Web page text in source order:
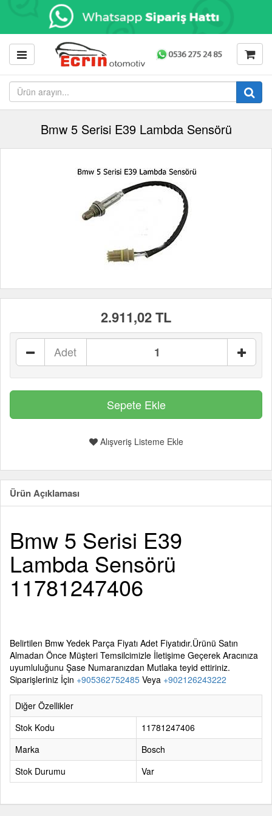
Bmw 5 Serisi E39 Lambda Sensörü
2.911,02 TL
Adet
Alışveriş Listeme Ekle
Ürün Açıklaması
Bmw 5 Serisi E39
Lambda Sensörü
11781247406
Belirtilen Bmw Yedek Parça Fiyatı Adet Fiyatıdır.Ürünü Satın
Almadan Önce Müşteri Temsilcimizle İletişime Geçerek Aracınıza
uyumluluğunu Şase Numaranızdan Mutlaka teyid ettiriniz.
Siparişleriniz İçin +905362752485 Veya +902126243222
Diğer Özellikler
Stok Kodu
11781247406
Marka
Bosch
Stok Durumu
Var